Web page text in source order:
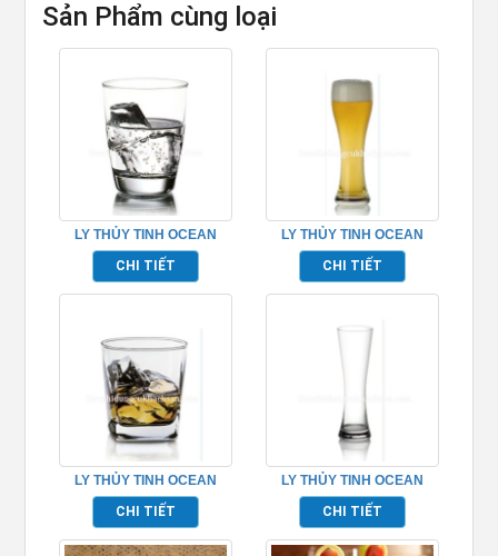
Sản Phẩm cùng loại
LY THỦY TINH OCEAN
TIARA TP_B12009
CHI TIẾT
LY THỦY TINH OCEAN
IMPERIAL TP_R00216
CHI TIẾT
LY THỦY TINH OCEAN
PLAZA ROCK TP_B11010
CHI TIẾT
LY THỦY TINH OCEAN
ROYAL (LỌ HOA)
TP_R00312
CHI TIẾT